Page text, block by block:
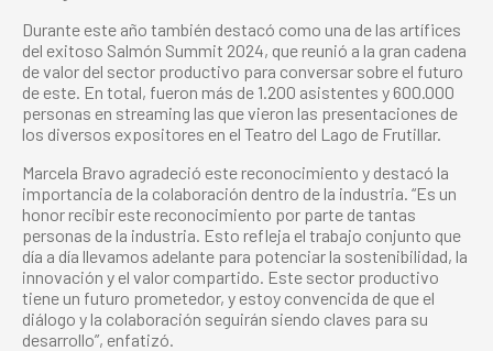
Durante este año también destacó como una de las artífices
del exitoso Salmón Summit 2024, que reunió a la gran cadena
de valor del sector productivo para conversar sobre el futuro
de este. En total, fueron más de 1.200 asistentes y 600.000
personas en streaming las que vieron las presentaciones de
los diversos expositores en el Teatro del Lago de Frutillar.
Marcela Bravo agradeció este reconocimiento y destacó la
importancia de la colaboración dentro de la industria. “Es un
honor recibir este reconocimiento por parte de tantas
personas de la industria. Esto refleja el trabajo conjunto que
día a día llevamos adelante para potenciar la sostenibilidad, la
innovación y el valor compartido. Este sector productivo
tiene un futuro prometedor, y estoy convencida de que el
diálogo y la colaboración seguirán siendo claves para su
desarrollo”, enfatizó.